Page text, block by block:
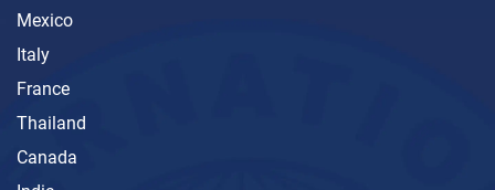
Mexico
Italy
France
Thailand
Canada